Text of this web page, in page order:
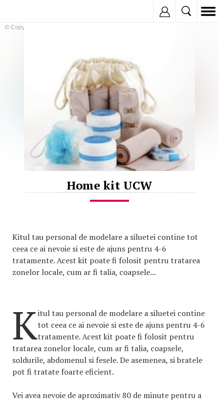
© Copyright:
Home kit UCW
Kitul tau personal de modelare a siluetei contine tot
ceea ce ai nevoie si este de ajuns pentru 4-6
tratamente. Acest kit poate fi folosit pentru tratarea
zonelor locale, cum ar fi talia, coapsele...
Kitul tau personal de modelare a siluetei contine
tot ceea ce ai nevoie si este de ajuns pentru 4-6
tratamente. Acest kit poate fi folosit pentru
tratarea zonelor locale, cum ar fi talia, coapsele,
soldurile, abdomenul si fesele. De asemenea, si bratele
pot fi tratate foarte eficient.
Vei avea nevoie de aproximativ 80 de minute pentru a